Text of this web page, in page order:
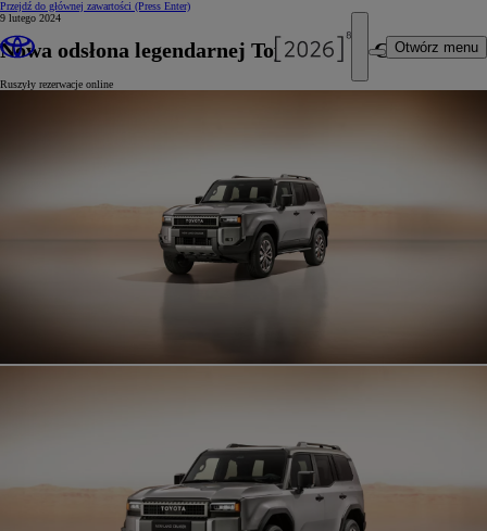
Przejdź do głównej zawartości (Press Enter)
Otwórz menu
9 lutego 2024
Nowa odsłona legendarnej Toyoty Land Cruiser
Ruszyły rezerwacje online